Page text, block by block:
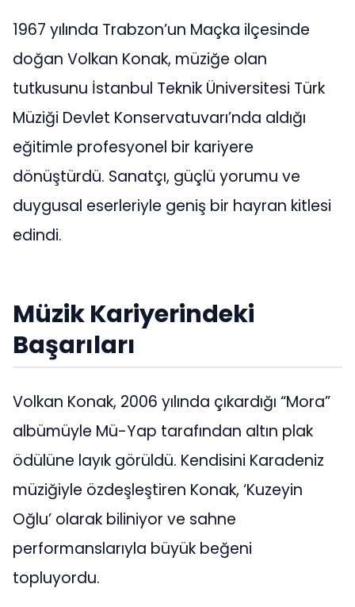
1967 yılında Trabzon’un Maçka ilçesinde
doğan Volkan Konak, müziğe olan
tutkusunu İstanbul Teknik Üniversitesi Türk
Müziği Devlet Konservatuvarı’nda aldığı
eğitimle profesyonel bir kariyere
dönüştürdü. Sanatçı, güçlü yorumu ve
duygusal eserleriyle geniş bir hayran kitlesi
edindi.
Müzik Kariyerindeki
Başarıları
Volkan Konak, 2006 yılında çıkardığı “Mora”
albümüyle Mü-Yap tarafından altın plak
ödülüne layık görüldü. Kendisini Karadeniz
müziğiyle özdeşleştiren Konak, ‘Kuzeyin
Oğlu’ olarak biliniyor ve sahne
performanslarıyla büyük beğeni
topluyordu.